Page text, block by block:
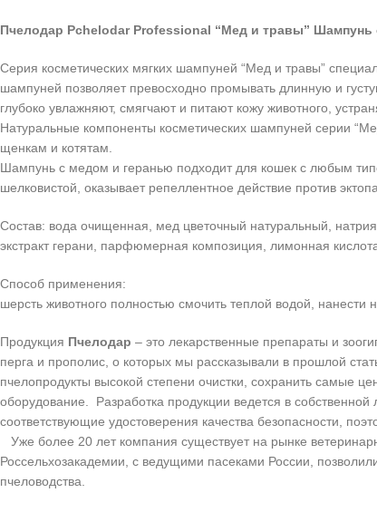
Пчелодар Pchelodar Professional “Мед и травы”
Серия косметических мягких шампуней “Мед и травы”
шампуней позволяет превосходно промывать длинную и
глубоко увлажняют, смягчают и питают кожу животного,
Натуральные компоненты косметических шампуней серии
щенкам и котятам.
Шампунь с медом и геранью подходит для кошек с любым
шелковистой, оказывает репеллентное действие против
Состав: вода очищенная, мед цветочный натуральный,
экстракт герани, парфюмерная композиция, лимонная
Способ применения:
шерсть животного полностью смочить теплой водой,
Продукция Пчелодар – это лекарственные препараты и
перга и прополис, о которых мы рассказывали в прошлой
пчелопродукты высокой степени очистки, сохранить самые
оборудование. Разработка продукции ведется в
соответствующие удостоверения качества безопасности,
Уже более 20 лет компания существует на рынке
Россельхозакадемии, с ведущими пасеками России,
пчеловодства.